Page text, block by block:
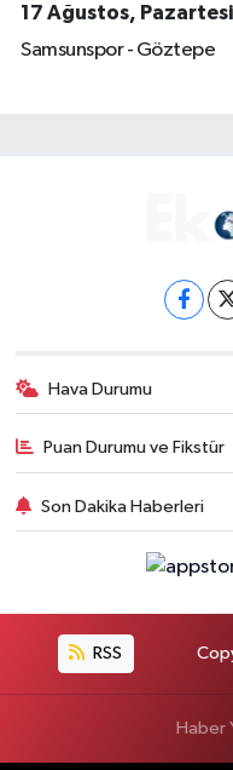
17 Ağustos, Pazartesi
Samsunspor - Göztepe
Hava Durumu
Puan Durumu ve Fikstür
Son Dakika Haberleri
RSS
Haber